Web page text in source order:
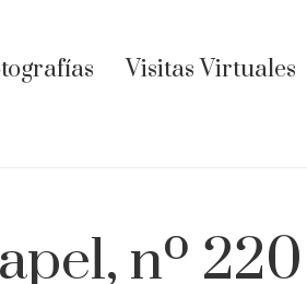
Visitas Virtuales
nº 220